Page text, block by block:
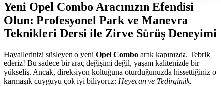
Yeni Opel Combo Aracınızın Efendisi
Olun: Profesyonel Park ve Manevra
Teknikleri Dersi ile Zirve Sürüş Deneyimi
Hayallerinizi süsleyen o yeni Opel Combo artık kapınızda. Tebrik
ederiz! Bu sadece bir araç değişimi değil, yaşam kalitenizde bir
yükseliş. Ancak, direksiyon koltuğuna oturduğunuzda hissettiğiniz o
karmaşık duyguyu çok iyi biliyoruz: Heyecan ve Tedirginlik.